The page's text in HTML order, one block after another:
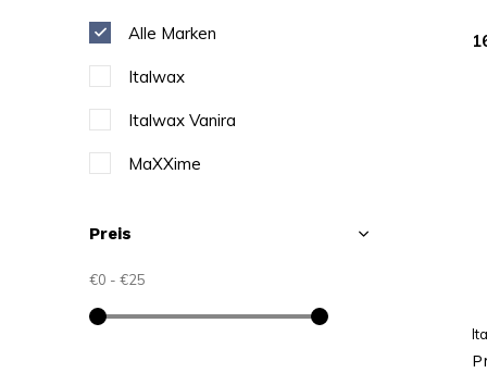
Alle Marken
Italwax
Italwax Vanira
MaXXime
Preis
€0 - €25